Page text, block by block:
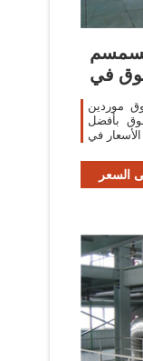
في
موردين
بأفضل
الأسعار في
السعر